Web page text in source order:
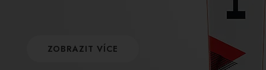
ZOBRAZIT VÍCE